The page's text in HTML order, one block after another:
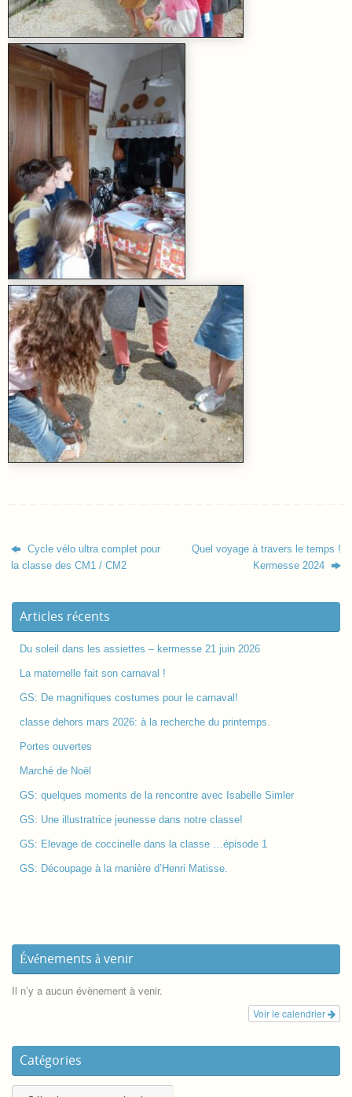
Cycle vélo ultra complet pour
la classe des CM1 / CM2
Quel voyage à travers le temps !
Kermesse 2024
Articles récents
Du soleil dans les assiettes – kermesse 21 juin 2026
La maternelle fait son carnaval !
GS: De magnifiques costumes pour le carnaval!
classe dehors mars 2026: à la recherche du printemps.
Portes ouvertes
Marché de Noël
GS: quelques moments de la rencontre avec Isabelle Simler
GS: Une illustratrice jeunesse dans notre classe!
GS: Elevage de coccinelle dans la classe …épisode 1
GS: Découpage à la manière d’Henri Matisse.
Événements à venir
Il n’y a aucun évènement à venir.
Voir le calendrier
Catégories